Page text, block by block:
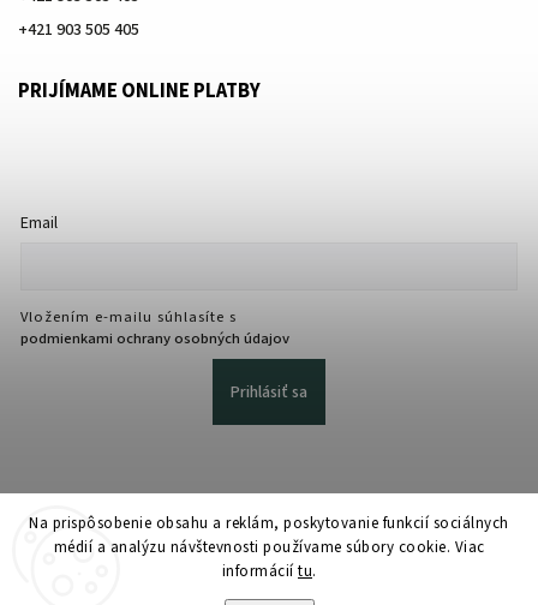
Na prispôsobenie obsahu a reklám, poskytovanie funkcií sociálnych
médií a analýzu návštevnosti používame súbory cookie. Viac
informáciítu.
+421 903 505 405
PRIJÍMAME ONLINE PLATBY
Email
Vložením e-mailu súhlasíte s
podmienkami ochrany osobných údajov
Prihlásiť sa